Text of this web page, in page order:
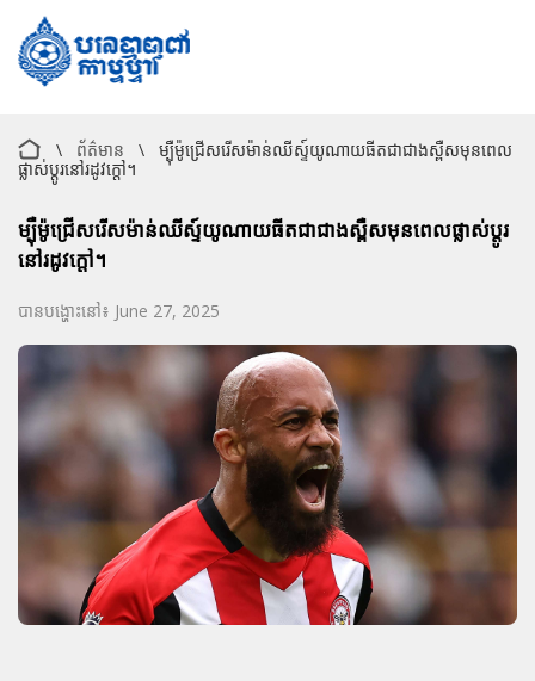
\ ព័ត៌មាន \
ម្ប៉ឺម៉ូជ្រើសរើសម៉ាន់ឈីស្ទ៍យូណាយធីតជាជាងស្ពឺសមុនពេល
ផ្លាស់ប្តូរនៅរដូវក្តៅ។
ម្ប៉ឺម៉ូជ្រើសរើសម៉ាន់ឈីស្ទ៍យូណាយធីតជាជាងស្ពឺសមុនពេលផ្លាស់ប្តូរ
នៅរដូវក្តៅ។
បានបង្ហោះនៅ៖ June 27, 2025